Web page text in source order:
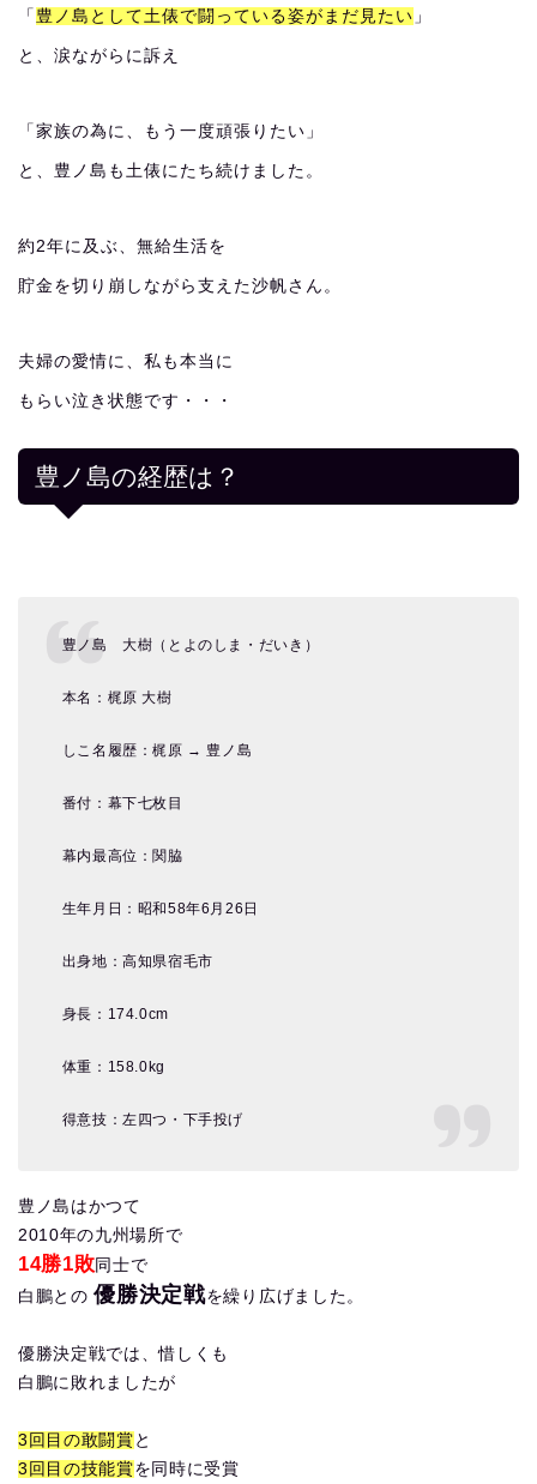
「 豊ノ島として土俵で闘っている姿がまだ見たい 」
と、涙ながらに訴え
「家族の為に、もう一度頑張りたい」
と、豊ノ島も土俵にたち続けました。
約2年に及ぶ、無給生活を
貯金を切り崩しながら支えた沙帆さん。
夫婦の愛情に、私も本当に
もらい泣き状態です・・・
豊ノ島の経歴は？
豊ノ島 大樹（とよのしま・だいき）
本名：梶原 大樹
しこ名履歴：梶原 → 豊ノ島
番付：幕下七枚目
幕内最高位：関脇
生年月日：昭和58年6月26日
出身地：高知県宿毛市
身長：174.0cm
体重：158.0kg
得意技：左四つ・下手投げ
豊ノ島はかつて
2010年の九州場所で
14勝1敗同士で
白鵬との優勝決定戦を繰り広げました。
優勝決定戦では、惜しくも
白鵬に敗れましたが
3回目の敢闘賞 と
3回目の技能賞を同時に受賞